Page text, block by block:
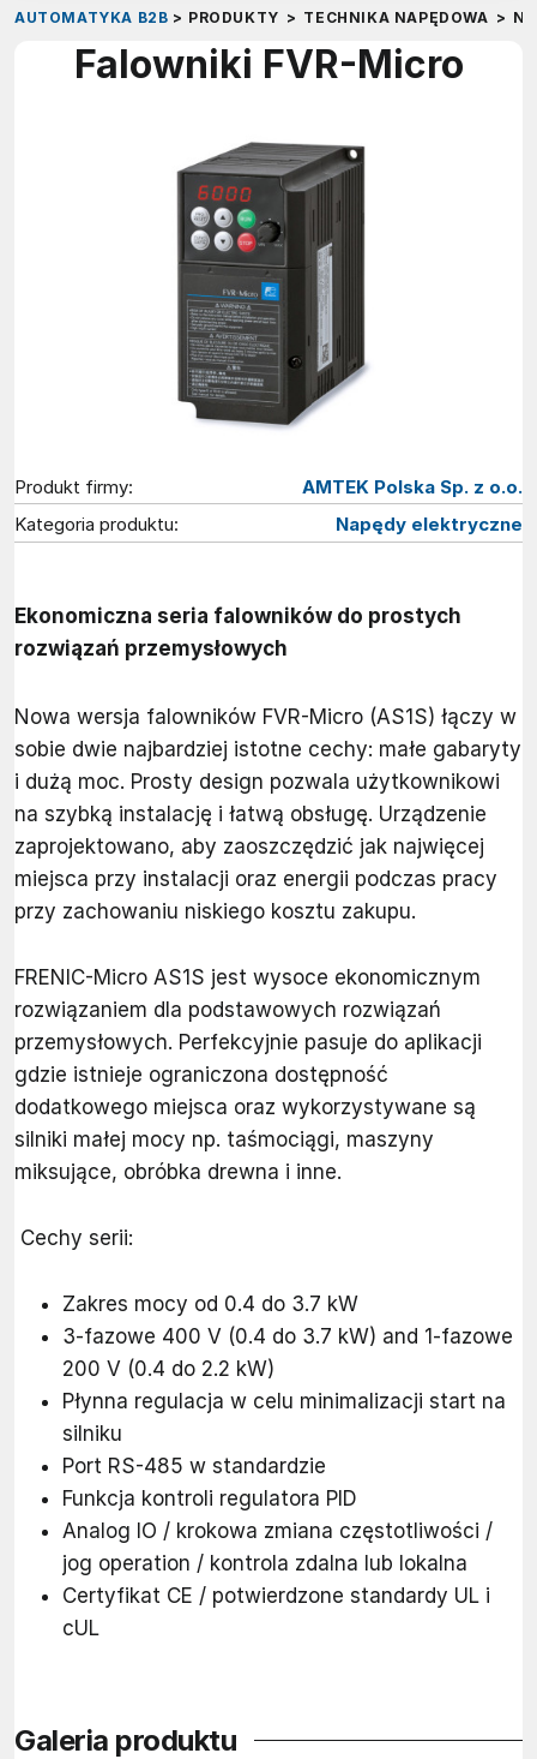
AUTOMATYKA B2B > PRODUKTY > TECHNIKA NAPĘDOWA >
Falowniki FVR-Micro
Produkt firmy:
AMTEK Polska Sp. z o.o.
Kategoria produktu:
Napędy elektryczne
Ekonomiczna seria falowników do prostych
rozwiązań przemysłowych
Nowa wersja falowników FVR-Micro (AS1S) łączy w
sobie dwie najbardziej istotne cechy: małe gabaryty
i dużą moc. Prosty design pozwala użytkownikowi
na szybką instalację i łatwą obsługę. Urządzenie
zaprojektowano, aby zaoszczędzić jak najwięcej
miejsca przy instalacji oraz energii podczas pracy
przy zachowaniu niskiego kosztu zakupu.
FRENIC-Micro AS1S jest wysoce ekonomicznym
rozwiązaniem dla podstawowych rozwiązań
przemysłowych. Perfekcyjnie pasuje do aplikacji
gdzie istnieje ograniczona dostępność
dodatkowego miejsca oraz wykorzystywane są
silniki małej mocy np. taśmociągi, maszyny
miksujące, obróbka drewna i inne.
Cechy serii:
Zakres mocy od 0.4 do 3.7 kW
3-fazowe 400 V (0.4 do 3.7 kW) and 1-fazowe
200 V (0.4 do 2.2 kW)
Płynna regulacja w celu minimalizacji start na
silniku
Port RS-485 w standardzie
Funkcja kontroli regulatora PID
Analog IO / krokowa zmiana częstotliwości /
jog operation / kontrola zdalna lub lokalna
Certyfikat CE / potwierdzone standardy UL i
cUL
Galeria produktu